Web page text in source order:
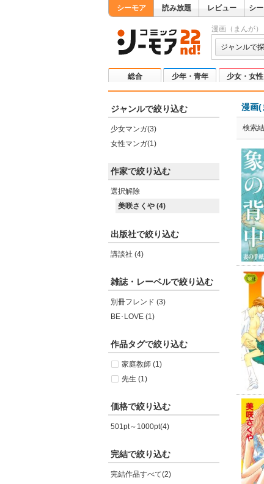
シーモア 読み放題 レビュー シ
漫画（まんが
ジャンルで
総合 少年・青年 少女・女性
ジャンルで絞り込む
少女マンガ(3)
女性マンガ(1)
作家で絞り込む
選択解除
美咲さくや (4)
出版社で絞り込む
講談社 (4)
雑誌・レーベルで絞り込む
別冊フレンド (3)
BE･LOVE (1)
作品タグで絞り込む
家庭教師 (1)
先生 (1)
価格で絞り込む
501pt～1000pt(4)
完結で絞り込む
完結作品すべて(2)
漫画(
検索